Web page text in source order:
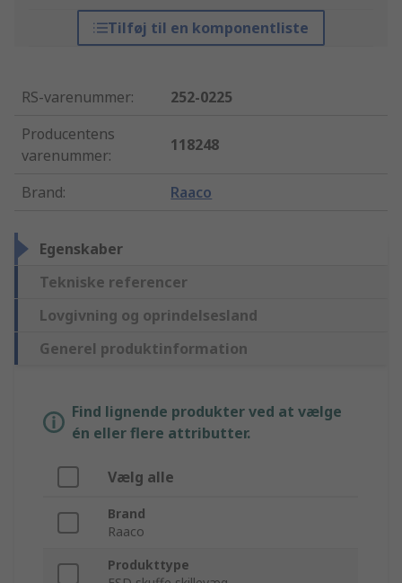
Tilføj til en komponentliste
RS-varenummer:
252-0225
Producentens
varenummer:
118248
Brand: Raaco
Egenskaber
Tekniske referencer
Lovgivning og oprindelsesland
Generel produktinformation
Find lignende produkter ved at vælge
én eller flere attributter.
Vælg alle
Brand
Raaco
Produkttype